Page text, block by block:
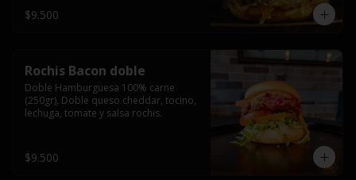
$9.500
Rochis Bacon doble
Doble Hamburguesa 100% carne
(250gr), Doble queso cheddar, tocino,
lechuga, tomate y salsa rochis.
$9.500